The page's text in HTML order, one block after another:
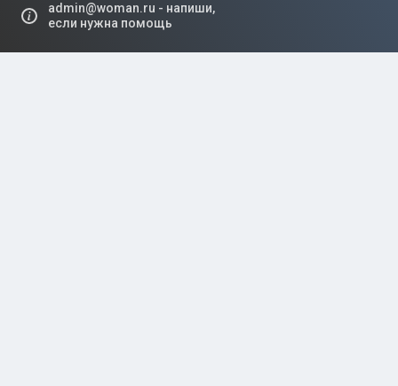
admin@woman.ru - напиши,
если нужна помощь